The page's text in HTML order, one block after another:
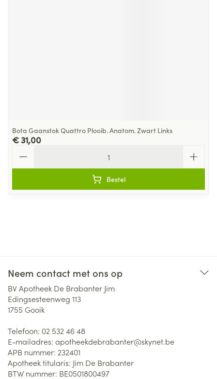
Bota Gaanstok Quattro Plooib. Anatom. Zwart Links
€ 31,00
Bestel
Neem contact met ons op
BV Apotheek De Brabanter Jim
Edingsesteenweg 113
1755 Gooik
Telefoon: 02 532 46 48
E-mailadres: apotheekdebrabanter@skynet.be
APB nummer: 232401
Apotheek titularis: Jim De Brabanter
BTW nummer: BE0501800497